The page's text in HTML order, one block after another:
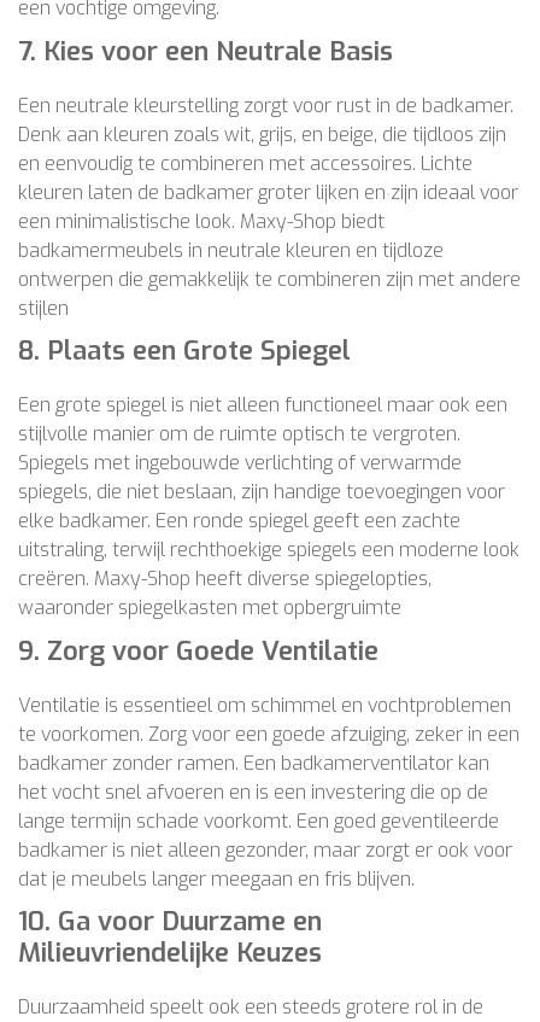
een vochtige omgeving.
7. Kies voor een Neutrale Basis
Een neutrale kleurstelling zorgt voor rust in de badkamer.
Denk aan kleuren zoals wit, grijs, en beige, die tijdloos zijn
en eenvoudig te combineren met accessoires. Lichte
kleuren laten de badkamer groter lijken en zijn ideaal voor
een minimalistische look. Maxy-Shop biedt
badkamermeubels in neutrale kleuren en tijdloze
ontwerpen die gemakkelijk te combineren zijn met andere
stijlen​
8. Plaats een Grote Spiegel
Een grote spiegel is niet alleen functioneel maar ook een
stijlvolle manier om de ruimte optisch te vergroten.
Spiegels met ingebouwde verlichting of verwarmde
spiegels, die niet beslaan, zijn handige toevoegingen voor
elke badkamer. Een ronde spiegel geeft een zachte
uitstraling, terwijl rechthoekige spiegels een moderne look
creëren. Maxy-Shop heeft diverse spiegelopties,
waaronder spiegelkasten met opbergruimte​
9. Zorg voor Goede Ventilatie
Ventilatie is essentieel om schimmel en vochtproblemen
te voorkomen. Zorg voor een goede afzuiging, zeker in een
badkamer zonder ramen. Een badkamerventilator kan
het vocht snel afvoeren en is een investering die op de
lange termijn schade voorkomt. Een goed geventileerde
badkamer is niet alleen gezonder, maar zorgt er ook voor
dat je meubels langer meegaan en fris blijven.
10. Ga voor Duurzame en
Milieuvriendelijke Keuzes
Duurzaamheid speelt ook een steeds grotere rol in de